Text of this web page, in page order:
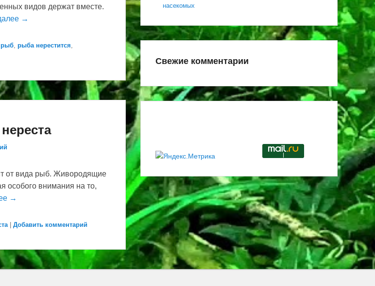
видов держат вместе.
→
рыб рыба нерестится
от вида рыб. Живородящие
особого внимания на то,
→
Добавить комментарий
насекомых
Свежие комментарии